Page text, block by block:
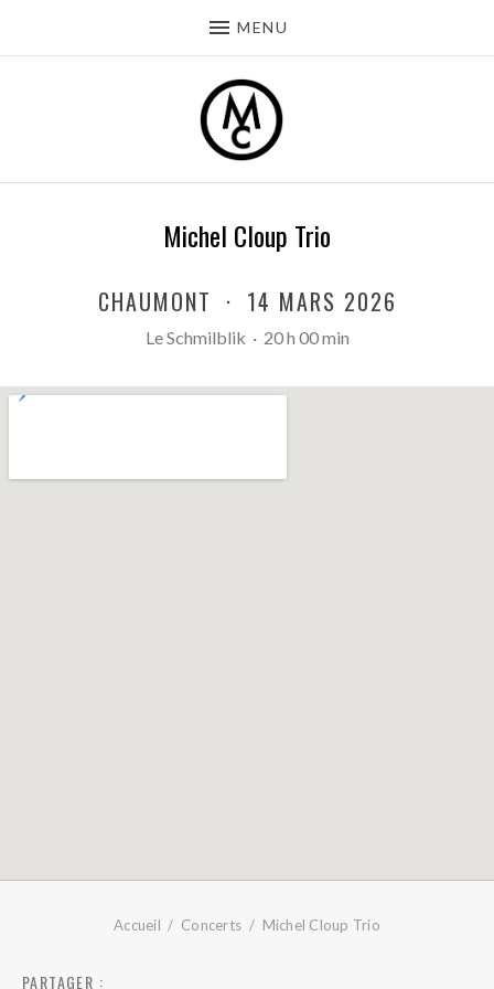
MENU
Michel Cloup Trio
CHAUMONT · 14 MARS 2026
Le Schmilblik · 20 h 00 min
Accueil Concerts Michel Cloup Trio
PARTAGER :